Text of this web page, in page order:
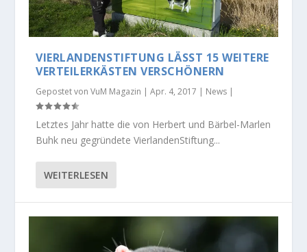
VIERLANDENSTIFTUNG LÄSST 15 WEITERE
VERTEILERKÄSTEN VERSCHÖNERN
Gepostet vonVuM Magazin |Apr. 4, 2017 | News |
Letztes Jahr hatte die von Herbert und Bärbel-Marlen
Buhk neu gegründete VierlandenStiftung...
WEITERLESEN